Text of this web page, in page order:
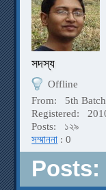
সদস্য
Offline
From:
5th
Registered:
Posts:
১২৯
সম্মাননা : 0
Posts: